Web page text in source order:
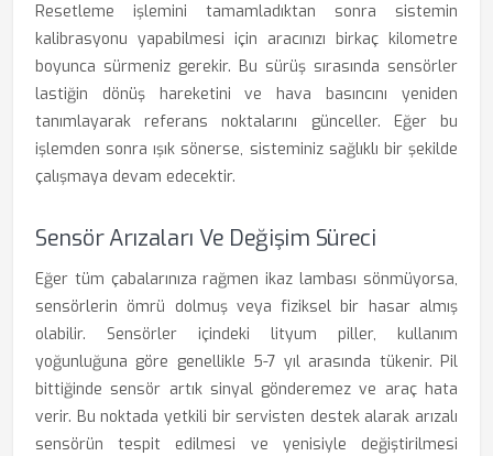
Resetleme işlemini tamamladıktan sonra sistemin
kalibrasyonu yapabilmesi için aracınızı birkaç kilometre
boyunca sürmeniz gerekir. Bu sürüş sırasında sensörler
lastiğin dönüş hareketini ve hava basıncını yeniden
tanımlayarak referans noktalarını günceller. Eğer bu
işlemden sonra ışık sönerse, sisteminiz sağlıklı bir şekilde
çalışmaya devam edecektir.
Sensör Arızaları Ve Değişim Süreci
Eğer tüm çabalarınıza rağmen ikaz lambası sönmüyorsa,
sensörlerin ömrü dolmuş veya fiziksel bir hasar almış
olabilir. Sensörler içindeki lityum piller, kullanım
yoğunluğuna göre genellikle 5-7 yıl arasında tükenir. Pil
bittiğinde sensör artık sinyal gönderemez ve araç hata
verir. Bu noktada yetkili bir servisten destek alarak arızalı
sensörün tespit edilmesi ve yenisiyle değiştirilmesi